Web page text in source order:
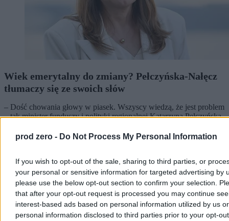
prod zero - Do Not Process My Personal Information
If you wish to opt-out of the sale, sharing to third parties, or
your personal or sensitive information for targeted advertising by
please use the below opt-out section to confirm your selection.
that after your opt-out request is processed you may continue
interest-based ads based on personal information utilized by us or
personal information disclosed to third parties prior to your opt-
Wiek emerytalny do zmiany? Pełczyńska-Nałęcz
tłumaczy się ze swoich słów
– Dość chowania głowy w piasek. Wszyscy wiedzą, że jest problem
– tak minister funduszy i polityki regionalnej Katarzyna Pełczyńska-
o wieku emerytalnym w Polsce. Liderka Polski 2050 jakiś czas
temu zastanawiała się, czy bezdzietne kobiety nie powinny
Katarzyna Dybińska
Dzisiaj 18:54